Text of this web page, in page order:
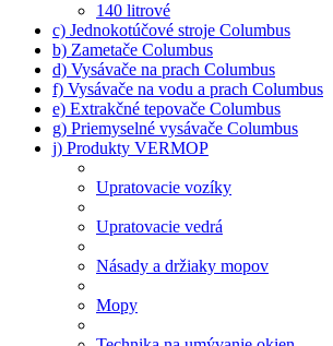
140 litrové
c) Jednokotúčové stroje Columbus
b) Zametače Columbus
d) Vysávače na prach Columbus
f) Vysávače na vodu a prach Columbus
e) Extrakčné tepovače Columbus
g) Priemyselné vysávače Columbus
j) Produkty VERMOP
Upratovacie vozíky
Upratovacie vedrá
Násady a držiaky mopov
Mopy